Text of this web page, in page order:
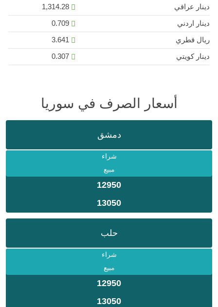
دينار عراقي
1,314.28
دينار اردني
0.709
ريال قطري
دينار كويتي
0.307
أسعار الصرف في سوريا
دمشق
شراء
مبيع
12950
13050
حلب
شراء
مبيع
12950
13050